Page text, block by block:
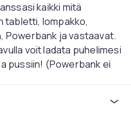
kaikki mitä
tabletti, lompakko,
Powerbank ja vastaavat.
voit ladata puhelimesi
pussiin! (Powerbank ei
laukku!